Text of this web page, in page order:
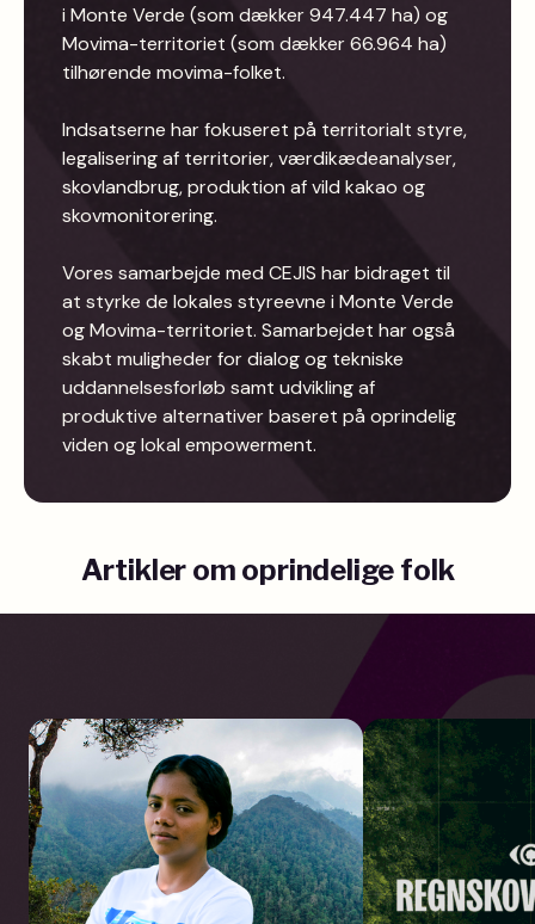
i Monte Verde (som dækker 947.447 ha) og
Movima-territoriet (som dækker 66.964 ha)
tilhørende movima-folket.
Indsatserne har fokuseret på territorialt styre,
legalisering af territorier, værdikædeanalyser,
skovlandbrug, produktion af vild kakao og
skovmonitorering.
Vores samarbejde med CEJIS har bidraget til
at styrke de lokales styreevne i Monte Verde
og Movima-territoriet. Samarbejdet har også
skabt muligheder for dialog og tekniske
uddannelsesforløb samt udvikling af
produktive alternativer baseret på oprindelig
viden og lokal empowerment.
Artikler om oprindelige folk